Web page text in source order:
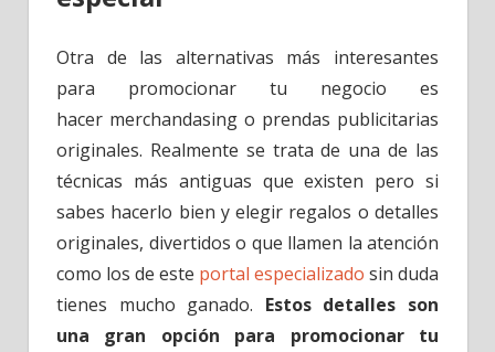
Otra de las alternativas más interesantes
para promocionar tu negocio es
hacer merchandasing o prendas publicitarias
originales. Realmente se trata de una de las
técnicas más antiguas que existen pero si
sabes hacerlo bien y elegir regalos o detalles
originales, divertidos o que llamen la atención
como los de este portal especializado sin duda
tienes mucho ganado. Estos detalles son
una gran opción para promocionar tu